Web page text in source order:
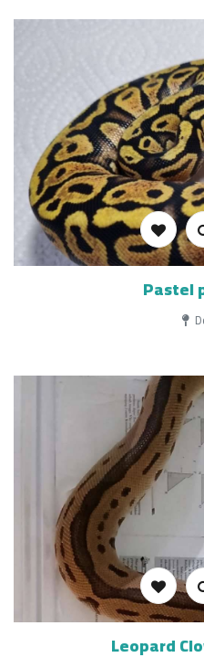
Pastel
Leopard